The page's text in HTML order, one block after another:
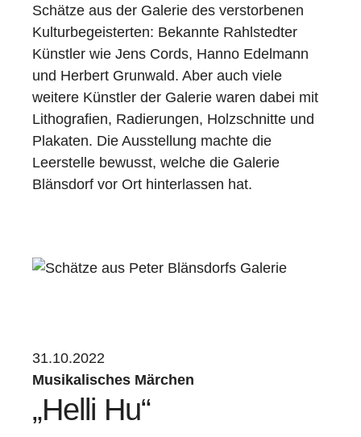
Schätze aus der Galerie des verstorbenen
Kulturbegeisterten: Bekannte Rahlstedter
Künstler wie Jens Cords, Hanno Edelmann
und Herbert Grunwald. Aber auch viele
weitere Künstler der Galerie waren dabei mit
Lithografien, Radierungen, Holzschnitte und
Plakaten. Die Ausstellung machte die
Leerstelle bewusst, welche die Galerie
Blänsdorf vor Ort hinterlassen hat.
31.10.2022
Musikalisches Märchen
„Helli Hu“